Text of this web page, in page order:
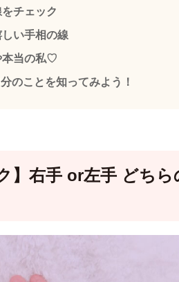
チェック
い手相の線
本当の私♡
のことを知ってみよう！
】右手 or左手 どちら